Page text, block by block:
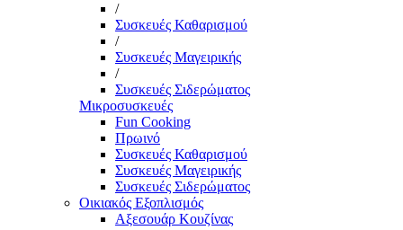
/
Συσκευές Καθαρισμού
/
Συσκευές Μαγειρικής
/
Συσκευές Σιδερώματος
Μικροσυσκευές
Fun Cooking
Πρωινό
Συσκευές Καθαρισμού
Συσκευές Μαγειρικής
Συσκευές Σιδερώματος
Οικιακός Εξοπλισμός
Αξεσουάρ Κουζίνας